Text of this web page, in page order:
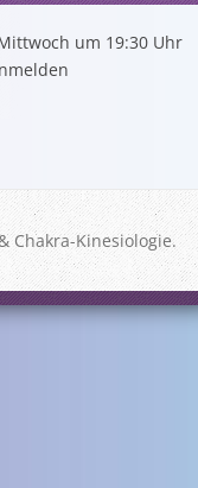
um 19:30 Uhr
Chakra-Kinesiologie.